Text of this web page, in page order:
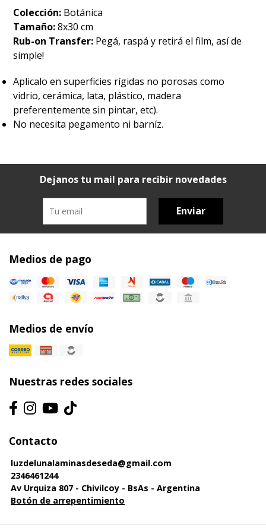
Colección: Botánica
Tamaño:8x30 cm
Rub-on Transfer: Pegá, raspá y retirá el film, así de
simple!
Aplicalo en superficies rígidas no porosas como
vidrio, cerámica, lata, plástico, madera
preferentemente sin pintar, etc).
No necesita pegamento ni barníz.
Dejanos tu mail para recibir novedades
Enviar
Medios de pago
Medios de envío
Nuestras redes sociales
Contacto
luzdelunalaminasdeseda@gmail.com
2346461244
Av Urquiza 807 - Chivilcoy - BsAs - Argentina
Botón de arrepentimiento